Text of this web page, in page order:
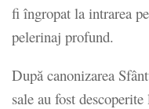
fi îngropat la intrarea
pelerinaj profund.
După canonizarea
sale au fost